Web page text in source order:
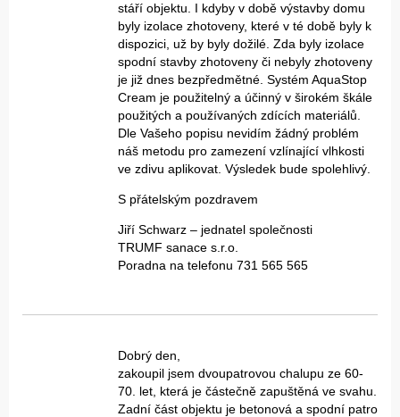
stáří objektu. I kdyby v době výstavby domu
byly izolace zhotoveny, které v té době byly k
dispozici, už by byly dožilé. Zda byly izolace
spodní stavby zhotoveny či nebyly zhotoveny
je již dnes bezpředmětné. Systém AquaStop
Cream je použitelný a účinný v širokém škále
použitých a používaných zdících materiálů.
Dle Vašeho popisu nevidím žádný problém
náš metodu pro zamezení vzlínající vlhkosti
ve zdivu aplikovat. Výsledek bude spolehlivý.
S přátelským pozdravem
Jiří Schwarz – jednatel společnosti
TRUMF sanace s.r.o.
Poradna na telefonu 731 565 565
Dobrý den,
zakoupil jsem dvoupatrovou chalupu ze 60-
70. let, která je částečně zapuštěná ve svahu.
Zadní část objektu je betonová a spodní patro